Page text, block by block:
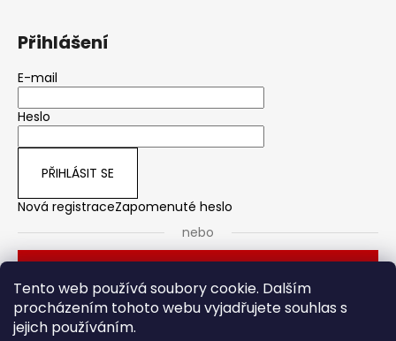
Tento web používá soubory cookie. Dalším
procházením tohoto webu vyjadřujete souhlas s
jejich používáním.
Přihlášení
E-mail
Heslo
PŘIHLÁSIT SE
Nová registraceZapomenuté heslo
nebo